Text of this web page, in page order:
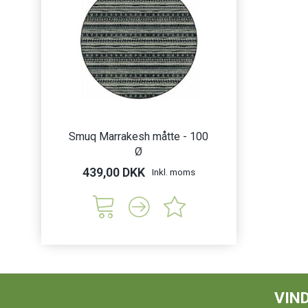
Smuq Marrakesh måtte - 100
Ø
439,00 DKK Inkl. moms